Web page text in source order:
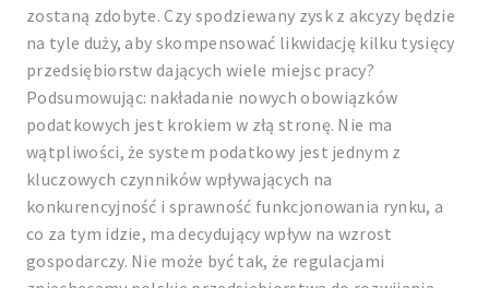
zostaną zdobyte. Czy spodziewany zysk z akcyzy będzie
na tyle duży, aby skompensować likwidację kilku tysięcy
przedsiębiorstw dających wiele miejsc pracy?
Podsumowując: nakładanie nowych obowiązków
podatkowych jest krokiem w złą stronę. Nie ma
wątpliwości, że system podatkowy jest jednym z
kluczowych czynników wpływających na
konkurencyjność i sprawność funkcjonowania rynku, a
co za tym idzie, ma decydujący wpływ na wzrost
gospodarczy. Nie może być tak, że regulacjami